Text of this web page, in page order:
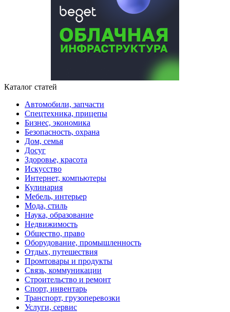
Каталог статей
Автомобили, запчасти
Спецтехника, прицепы
Бизнес, экономика
Безопасность, охрана
Дом, семья
Досуг
Здоровье, красота
Искусство
Интернет, компьютеры
Кулинария
Мебель, интерьер
Мода, стиль
Наука, образование
Недвижимость
Общество, право
Оборудование, промышленность
Отдых, путешествия
Промтовары и продукты
Связь, коммуникации
Строительство и ремонт
Спорт, инвентарь
Транспорт, грузоперевозки
Услуги, сервис